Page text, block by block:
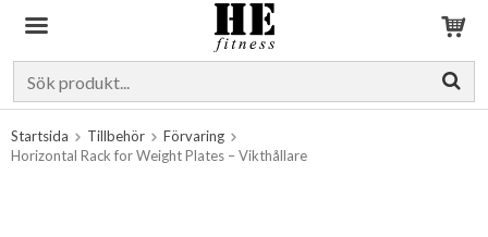
Startsida Tillbehör
Förvaring
Horizontal Rack for Weight Plates – Vikthållare